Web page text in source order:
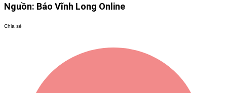
Nguồn: Báo Vĩnh Long Online
Chia sẻ